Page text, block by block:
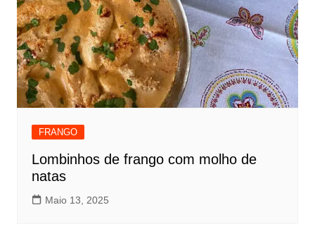
FRANGO
Lombinhos de frango com molho de
natas
Maio 13, 2025